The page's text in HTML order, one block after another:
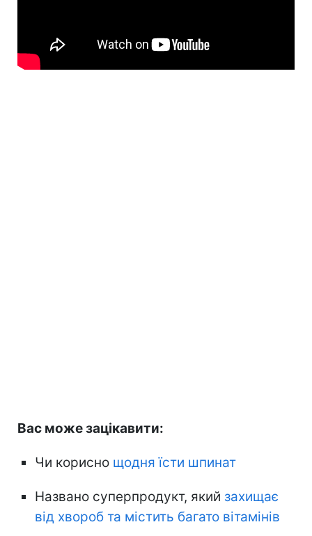
Вас може зацікавити:
Чи корисно щодня їсти шпинат
Названо суперпродукт, який захищає
від хвороб та містить багато вітамінів